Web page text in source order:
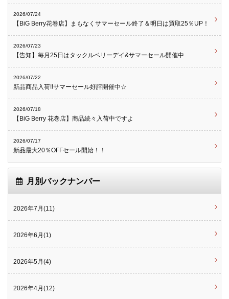
2026/07/24
【BiG Berry花巻店】まもなくサマーセール終了＆明日は買取25％UP！
2026/07/23
【告知】毎月25日はタックルベリーデイ&サマーセール開催中
2026/07/22
新品商品入荷!!サマーセール好評開催中☆
2026/07/18
【BiG Berry 花巻店】商品続々入荷中ですよ
2026/07/17
新品最大20％OFFセール開始！！
月別バックナンバー
2026年7月(11)
2026年6月(1)
2026年5月(4)
2026年4月(12)